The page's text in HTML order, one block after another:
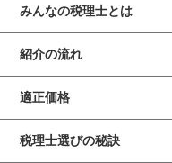
みんなの税理士とは
紹介の流れ
適正価格
税理士選びの秘訣